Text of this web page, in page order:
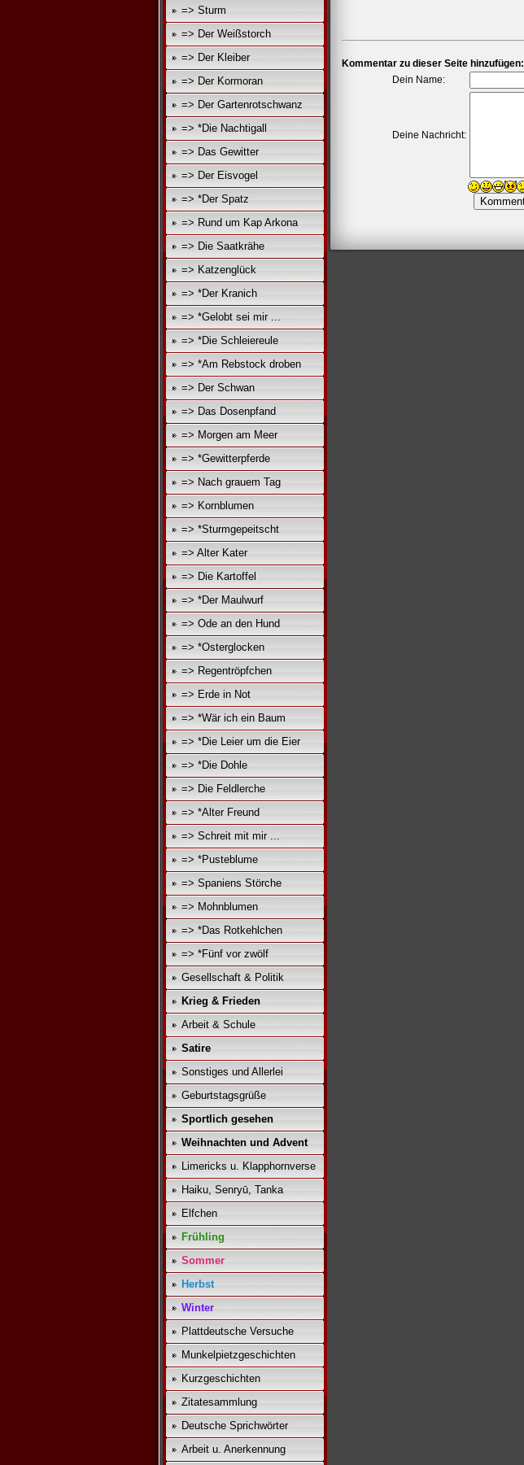
=> Sturm
=> Der Weißstorch
=> Der Kleiber
=> Der Kormoran
=> Der Gartenrotschwanz
=> *Die Nachtigall
=> Das Gewitter
=> Der Eisvogel
=> *Der Spatz
=> Rund um Kap Arkona
=> Die Saatkrähe
=> Katzenglück
=> *Der Kranich
=> *Gelobt sei mir ...
=> *Die Schleiereule
=> *Am Rebstock droben
=> Der Schwan
=> Das Dosenpfand
=> Morgen am Meer
=> *Gewitterpferde
=> Nach grauem Tag
=> Kornblumen
=> *Sturmgepeitscht
=> Alter Kater
=> Die Kartoffel
=> *Der Maulwurf
=> Ode an den Hund
=> *Osterglocken
=> Regentröpfchen
=> Erde in Not
=> *Wär ich ein Baum
=> *Die Leier um die Eier
=> *Die Dohle
=> Die Feldlerche
=> *Alter Freund
=> Schreit mit mir ...
=> *Pusteblume
=> Spaniens Störche
=> Mohnblumen
=> *Das Rotkehlchen
=> *Fünf vor zwölf
Gesellschaft & Politik
Krieg & Frieden
Arbeit & Schule
Satire
Sonstiges und Allerlei
Geburtstagsgrüße
Sportlich gesehen
Weihnachten und Advent
Limericks u. Klapphornverse
Haiku, Senryū, Tanka
Elfchen
Frühling
Sommer
Herbst
Winter
Plattdeutsche Versuche
Munkelpietzgeschichten
Kurzgeschichten
Zitatesammlung
Deutsche Sprichwörter
Arbeit u. Anerkennung
Kommentar zu dieser Seite hinzufügen:
Dein Name:
Deine Nachricht: